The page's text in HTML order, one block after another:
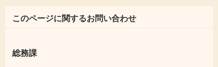
このページに関するお問い合わせ
総務課